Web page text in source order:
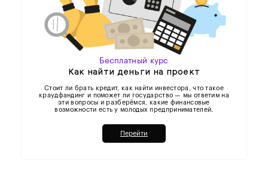
Бесплатный курс
Как найти деньги на проект
Стоит ли брать кредит, как найти инвестора, что такое
краудфандинг и поможет ли государство — мы ответим на
эти вопросы и разберёмся, какие финансовые
возможности есть у молодых предпринимателей.
Перейти